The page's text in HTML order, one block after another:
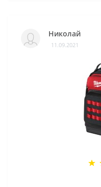
Николай
11.09.2021